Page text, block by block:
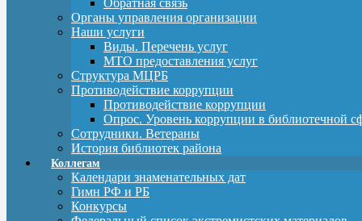
Обратная связь
Органы управления организации
Наши услуги
Виды. Перечень услуг
МТО предоставления услуг
Структура МЦРБ
Противодействие коррупции
Противодействие коррупции
Опрос. Уровень коррупции в библиотечной
Сотрудники. Ветераны
История библиотек района
Коллегам
Календари знаменательных дат
Гимн РФ и РБ
Конкурсы